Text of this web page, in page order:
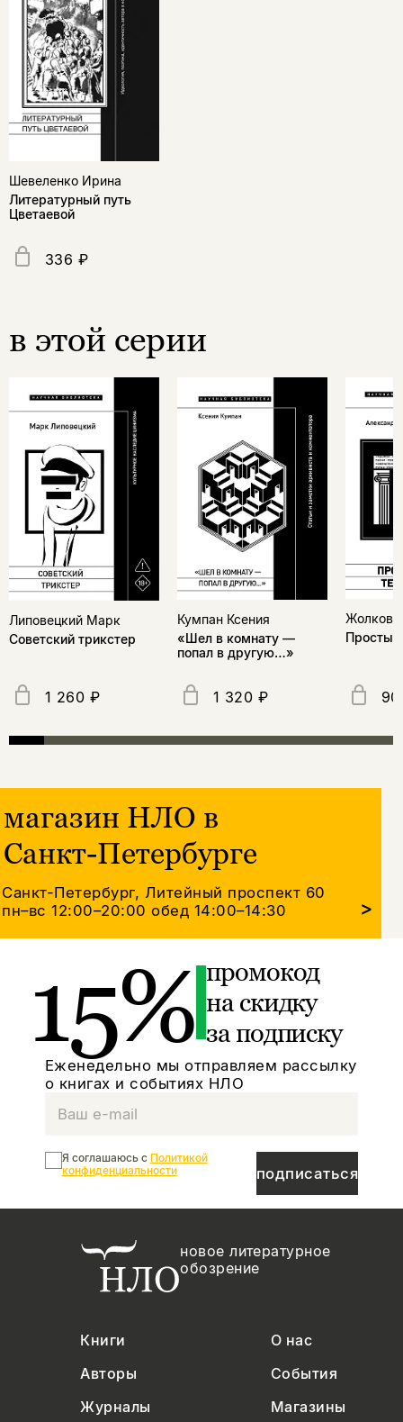
Шевеленко Ирина
Литературный путь
Цветаевой
336 ₽
в этой серии
Липовецкий Марк
Советский трикстер
1 260 ₽
Кумпан Ксения
«Шел в комнату —
попал в другую…»
1 320 ₽
Простые
магазин НЛО в
Санкт-Петербурге
Санкт-Петербург, Литейный проспект 60
пн–вс 12:00–20:00обед 14:00–14:30 >
15% промокод
на скидку
за подписку
Еженедельно мы отправляем рассылку
о книгах и событиях НЛО
подписаться
Я соглашаюсь с Политикой
конфиденциальности
новое литературное
обозрение
Книги
О нас
Авторы
События
Журналы
Магазины